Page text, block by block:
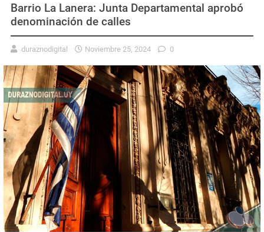
Barrio La Lanera: Junta Departamental aprobó
denominación de calles
duraznodigital Noviembre 25, 2024 0